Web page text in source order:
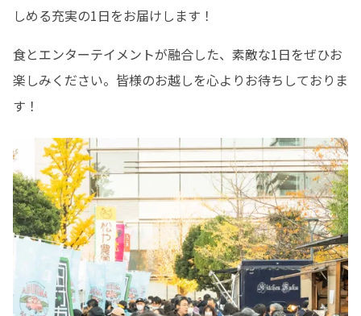
しめる充実の1日をお届けします！
食とエンターテイメントが融合した、素敵な1日をぜひお
楽しみください。皆様のお越しを心よりお待ちしておりま
す！